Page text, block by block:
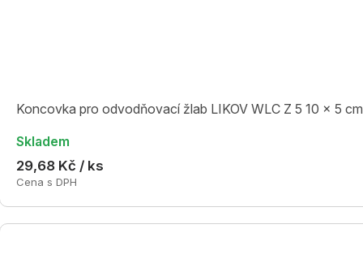
Koncovka pro odvodňovací žlab LIKOV WLC Z 5 10 x 5 cm
Skladem
29,68 Kč / ks
Cena s DPH